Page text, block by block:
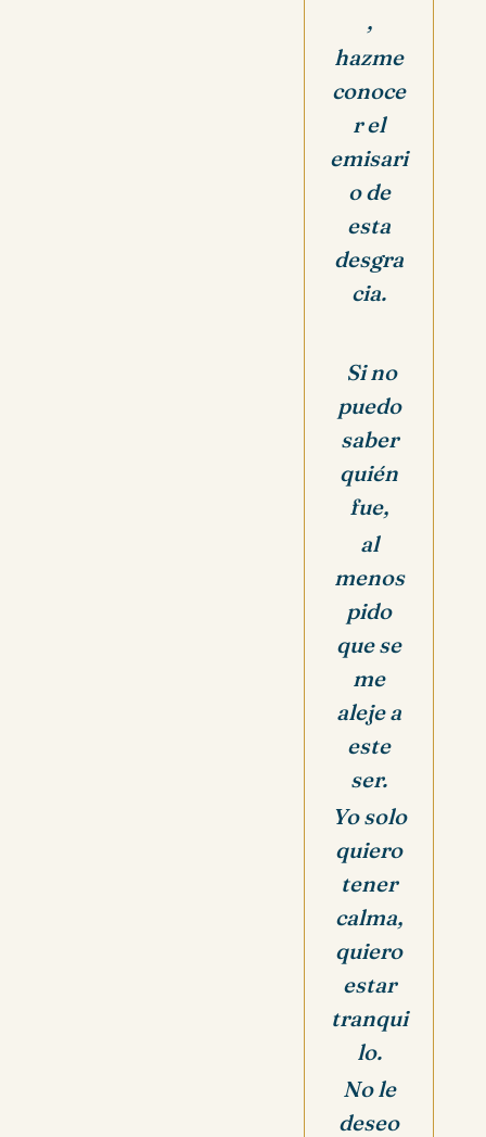
,
hazme
conoce
r el
emisari
o de
esta
desgra
cia.
Si no
puedo
saber
quién
fue,
al
menos
pido
que se
me
aleje a
este
ser.
Yo solo
quiero
tener
calma,
quiero
estar
tranqui
lo.
No le
deseo